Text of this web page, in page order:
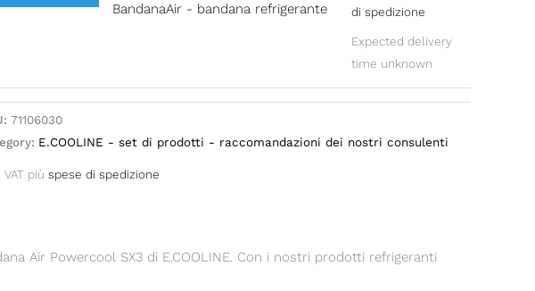
BandanaAir - bandana refrigerante
di spedizione
Expected delivery
time unknown
71106030
E.COOLINE - set di prodotti - raccomandazioni dei nostri consulenti
più spese di spedizione
Air Powercool SX3 di E.COOLINE. Con i nostri prodotti refrigeranti